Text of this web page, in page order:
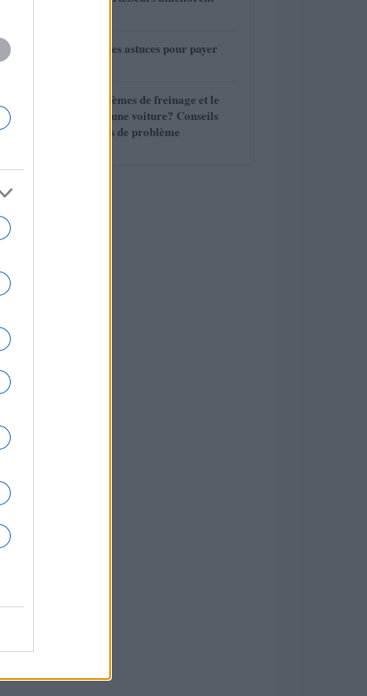
4
Assurance auto : les astuces pour payer
5
Quels sont les systèmes de freinage et le
liquide de frein d’une voiture? Conseils
d’entretien, Signes de problème